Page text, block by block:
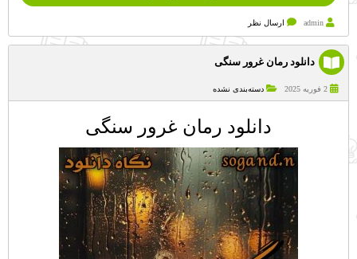
admin ارسال نظر
دانلود رمان غرور سنگی
2 فوریه 2025 دسته‌بندی نشده
دانلود رمان غرور سنگی